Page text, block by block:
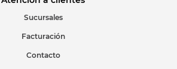
Sucursales
Facturación
Contacto